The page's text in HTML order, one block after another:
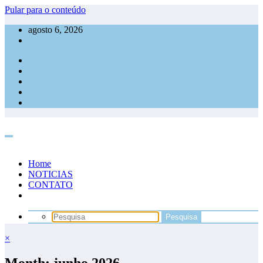
Pular para o conteúdo
agosto 6, 2026
Home
NOTICIAS
CONTATO
×